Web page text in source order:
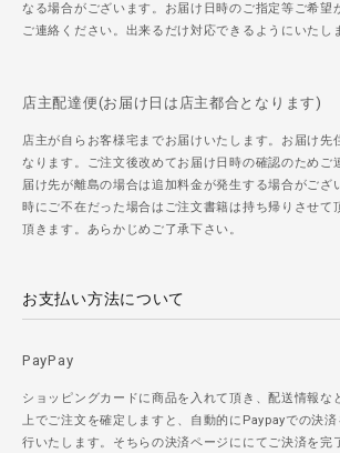
なる場合がございます。お届け日時のご指定等ご希望
ご連絡ください。出来るだけ対応できるようにいたし
店主配達便(お届け日は店主都合となります)
店主が自らお客様宅までお届けいたします。お届け先
なります。ご注文後改めてお届け日時の確認のためご
届け先が離島の場合は追加料金が発生する場合がござ
時にご不在だった場合はご注文書籍は持ち帰りさせて
頂きます。あらかじめご了承下さい。
お支払い方法について
PayPay
ショッピングカードに商品を入れて頂き、配送情報な
上でご注文を確定しますと、自動的にPaypayでの決
行いたします。そちらの決済ページににてご決済を完